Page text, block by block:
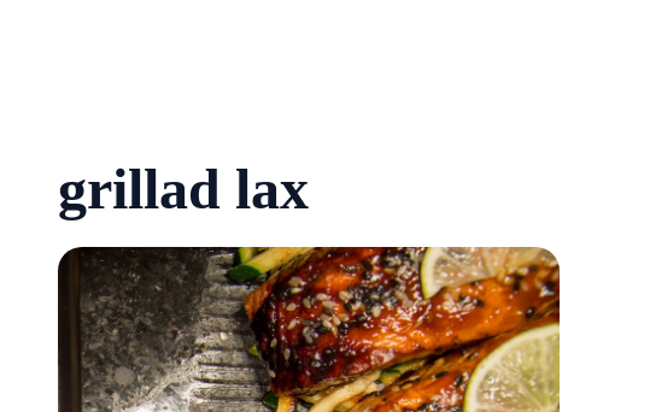
grillad lax